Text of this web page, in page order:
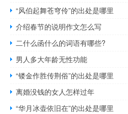
“风伯起舞苍穹伶”的出处是哪里
介绍春节的说明作文怎么写
二什么函什么的词语有哪些?
男人多大年龄无性功能
“镂金作胜传荆俗”的出处是哪里
离婚没钱的女人怎样过年
“华月冰壶依旧在”的出处是哪里